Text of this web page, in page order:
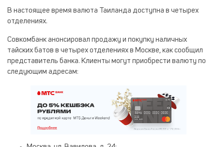
В настоящее время валюта Таиланда доступна в четырех
отделениях.
Совкомбанк анонсировал продажу и покупку наличных
тайских батов в четырех отделениях в Москве, как сообщил
представитель банка. Клиенты могут приобрести валюту по
следующим адресам: